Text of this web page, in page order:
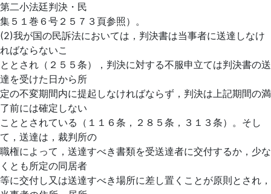
第二小法廷判決・民
集５１巻６号２５７３頁参照）。
(2)我が国の民訴法においては，判決書は当事者に送達しなけ
ればならないこ
ととされ（２５５条），判決に対する不服申立ては判決書の送
達を受けた日から所
定の不変期間内に提起しなければならず，判決は上記期間の満
了前には確定しない
こととされている（１１６条，２８５条，３１３条）。そし
て，送達は，裁判所の
職権によって，送達すべき書類を受送達者に交付するか，少な
くとも所定の同居者
等に交付し又は送達すべき場所に差し置くことが原則とされ，